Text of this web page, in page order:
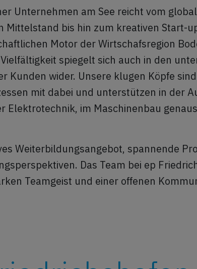
Unternehmen am See reicht vom
Mittelstand bis hin zum kreativen Start-
Motor der Wirtschafsregion
spiegelt sich auch in den
Kunden wider. Unsere klugen Köpfe
mit dabei und unterstützen in der
Elektrotechnik, im Maschinenbau
Weiterbildungsangebot, spannende
Das Team bei ep
Teamgeist und einer offenen